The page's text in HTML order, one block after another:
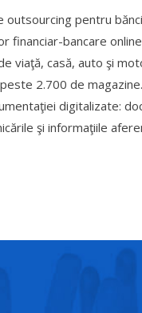
outsourcing pentru
financiar-bancare
viaţă, casă, auto şi
2.700 de
digitalizate:
şi informaţiile